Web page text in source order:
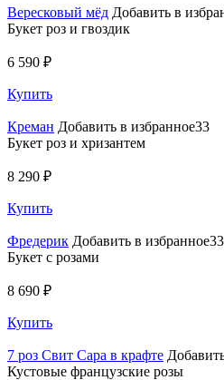
Вересковый мёд Добавить в
Букет роз и гвоздик
6 590 ₽
Купить
Креман Добавить в избранное33
Букет роз и хризантем
8 290 ₽
Купить
Фредерик Добавить в избранное33
Букет с розами
8 690 ₽
Купить
7 роз Свит Сара в крафте
Кустовые французские розы